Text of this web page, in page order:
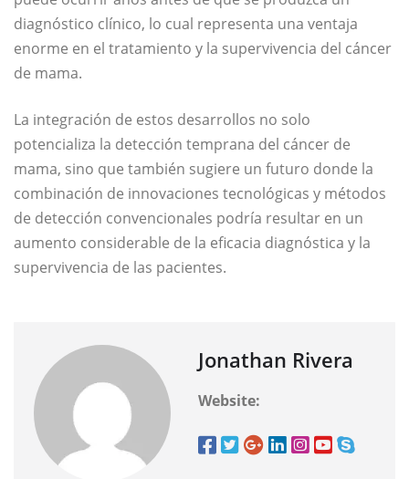
diagnóstico clínico, lo cual representa una ventaja
enorme en el tratamiento y la supervivencia del cáncer
de mama.
La integración de estos desarrollos no solo
potencializa la detección temprana del cáncer de
mama, sino que también sugiere un futuro donde la
combinación de innovaciones tecnológicas y métodos
de detección convencionales podría resultar en un
aumento considerable de la eficacia diagnóstica y la
supervivencia de las pacientes.
Jonathan Rivera
Website: